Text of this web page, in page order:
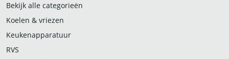
Bekijk alle categorieën
Koelen & vriezen
Keukenapparatuur
RVS